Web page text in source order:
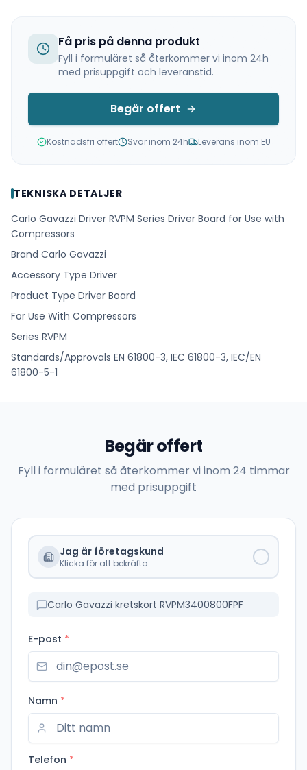
Få pris på denna produkt
Fyll i formuläret så återkommer vi inom 24h
med prisuppgift och leveranstid.
Begär offert
Kostnadsfri offert Svar inom 24h Leverans inom EU
TEKNISKA DETALJER
Carlo Gavazzi Driver RVPM Series Driver Board for Use with
Compressors
Brand Carlo Gavazzi
Accessory Type Driver
Product Type Driver Board
For Use With Compressors
Series RVPM
Standards/Approvals EN 61800-3, IEC 61800-3, IEC/EN
61800-5-1
Begär offert
Fyll i formuläret så återkommer vi inom 24 timmar
med prisuppgift
Jag är företagskund
Klicka för att bekräfta
Carlo Gavazzi kretskort RVPM3400800FPF
E-post *
Namn *
Telefon *